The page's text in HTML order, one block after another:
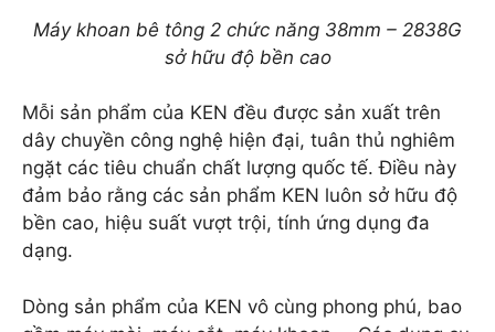
Máy khoan bê tông 2 chức năng 38mm – 2838G
sở hữu độ bền cao
Mỗi sản phẩm của KEN đều được sản xuất trên
dây chuyền công nghệ hiện đại, tuân thủ nghiêm
ngặt các tiêu chuẩn chất lượng quốc tế. Điều này
đảm bảo rằng các sản phẩm KEN luôn sở hữu độ
bền cao, hiệu suất vượt trội, tính ứng dụng đa
dạng.
Dòng sản phẩm của KEN vô cùng phong phú, bao